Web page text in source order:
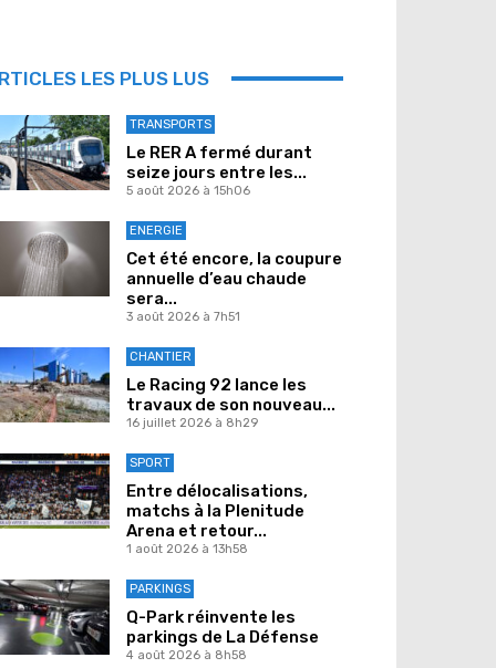
LES PLUS LUS
TRANSPORTS
Le RER A fermé durant
seize jours entre les...
5 août 2026 à 15h06
ENERGIE
Cet été encore, la coupure
annuelle d’eau chaude
sera...
3 août 2026 à 7h51
CHANTIER
Le Racing 92 lance les
travaux de son nouveau...
16 juillet 2026 à 8h29
SPORT
Entre délocalisations,
matchs à la Plenitude
Arena et retour...
1 août 2026 à 13h58
PARKINGS
Q-Park réinvente les
parkings de La Défense
4 août 2026 à 8h58